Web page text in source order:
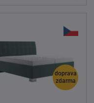
doprava
zdarma